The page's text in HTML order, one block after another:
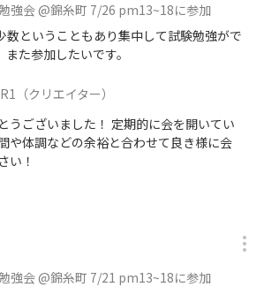
強会 @錦糸町 7/26 pm13~18に参加
数ということもあり集中して試験勉強がで
た参加したいです。
（クリエイター）
うございました！ 定期的に会を開いてい
や体調などの余裕と合わせて良き様に会
い！
強会 @錦糸町 7/21 pm13~18に参加